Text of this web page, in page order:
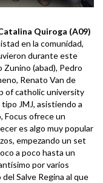
Quiroga (A09)
en la comunidad,
durante este
Zunino (abad), Pedro
Renato Van de
of catholic university
JMJ, asistiendo a
Focus ofrece un
es algo muy popular
empezando un set
a poco hasta un
por varios
Salve Regina al que